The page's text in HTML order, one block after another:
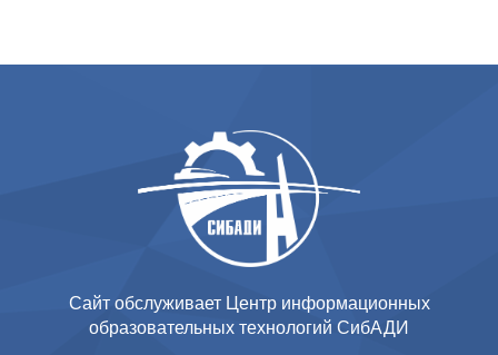
Сайт обслуживает Центр информационных
образовательных технологий СибАДИ